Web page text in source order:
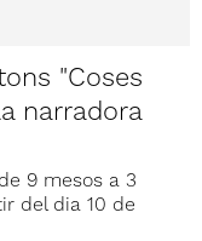
"Coses
narradora
9 mesos a 3
del dia 10 de